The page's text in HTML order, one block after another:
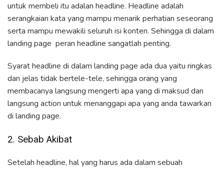
untuk membeli itu adalan headline. Headline adalah
serangkaian kata yang mampu menarik perhatian seseorang
serta mampu mewakili seluruh isi konten. Sehingga di dalam
landing page peran headline sangatlah penting.
Syarat headline di dalam landing page ada dua yaitu ringkas
dan jelas tidak bertele-tele, sehingga orang yang
membacanya langsung mengerti apa yang di maksud dan
langsung action untuk menanggapi apa yang anda tawarkan
di landing page.
2. Sebab Akibat
Setelah headline, hal yang harus ada dalam sebuah